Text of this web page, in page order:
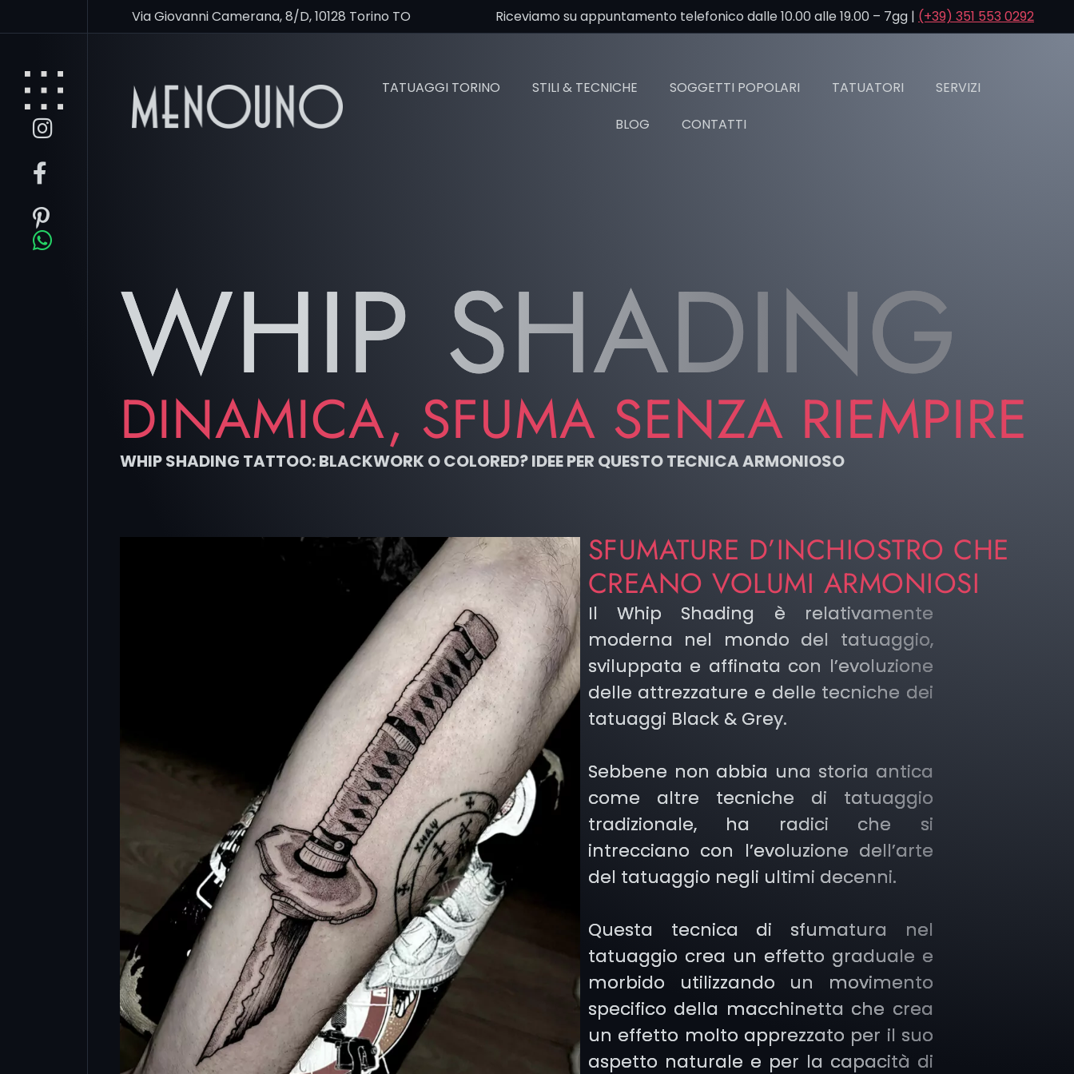
Via Giovanni Camerana, 8/D, 10128 Torino TO Riceviamo su appuntamento telefonico dalle 10.00 alle 19.00 – 7gg | (+39) 351 553 0292
TATUAGGI TORINO STILI & TECNICHE SOGGETTI POPOLARI TATUATORI
SERVIZI
BLOG
CONTATTI
WHIP SHADING
DINAMICA, SFUMA SENZA RIEMPIRE
WHIP SHADING TATTOO: BLACKWORK O COLORED? IDEE PER QUESTO TECNICA ARMONIOSO
SFUMATURE D’INCHIOSTRO CHE
CREANO VOLUMI ARMONIOSI
Il Whip Shading è relativamente
moderna nel mondo del tatuaggio,
sviluppata e affinata con l’evoluzione
delle attrezzature e delle tecniche dei
tatuaggi Black & Grey.
Sebbene non abbia una storia antica
come altre tecniche di tatuaggio
tradizionale, ha radici che si
intrecciano con l’evoluzione dell’arte
del tatuaggio negli ultimi decenni.
Questa tecnica di sfumatura nel
tatuaggio crea un effetto graduale e
morbido utilizzando un movimento
specifico della macchinetta che crea
un effetto molto apprezzato per il suo
aspetto naturale e per la capacità di